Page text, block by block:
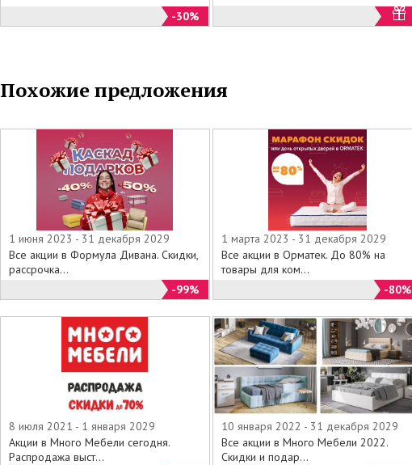
-30%
Похожие предложения
1 июня 2023 - 31 декабря 2029
Все акции в Формула Дивана. Скидки,
рассрочка...
-99%
1 марта 2023 - 31 декабря 2029
Все акции в Орматек. До 80% на
товары для ком...
-80%
8 июля 2021 - 1 января 2029
Акции в Много Мебели сегодня.
Распродажа выст...
10 января 2022 - 31 декабря 2029
Все акции в Много Мебели 2022.
Скидки и подар...